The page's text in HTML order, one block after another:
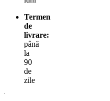
Termen
de
livrare:
până
la
90
de
zile